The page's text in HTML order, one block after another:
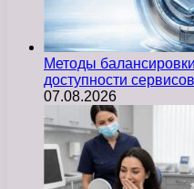
Методы
доступности сервисов
07.08.2026